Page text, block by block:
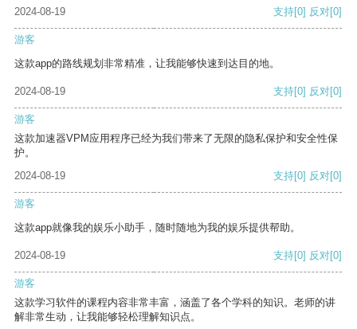
2024-08-19
支持[0] 反对[0]
游客
这款app的路线规划非常精准，让我能够快速到达目的地。
2024-08-19 支持[0] 反对[0]
游客
这款加速器VPM应用程序已经为我们带来了无限的隐私保护和安全性保
护。
2024-08-19
支持[0] 反对[0]
游客
这款app就像我的娱乐小助手，随时随地为我的娱乐提供帮助。
2024-08-19 支持[0] 反对[0]
游客
这款学习软件的课程内容非常丰富，涵盖了各个学科的知识。老师的讲
解非常生动，让我能够轻松理解知识点。